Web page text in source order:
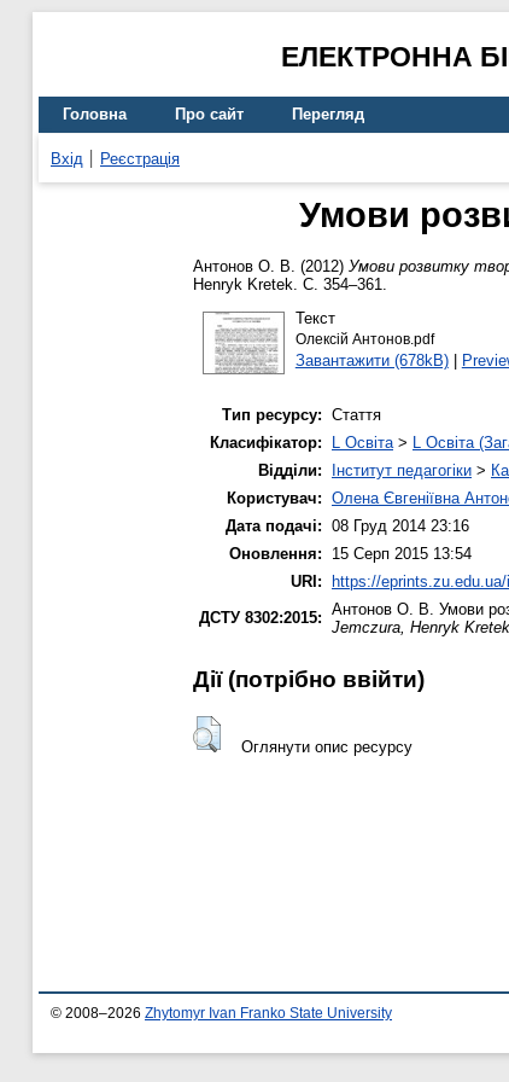
ЕЛЕКТРОННА
Головна Про сайт Перегляд
Вхід Реєстрація
Умови
Антонов О. В. (2012) Умови розвитку
Henryk Kretek. С. 354–361.
Текст
Олексій Антонов.pdf
Завантажити (678kB)|
Тип ресурсу: Стаття
Класифікатор:
L Освіта> L Освіта
Відділи:
Інститут педагогіки >
Користувач: Олена Євгеніївна
Дата подачі: 08 Груд 2014 23:16
Оновлення:
15 Серп 2015 13:54
URI:
https://
ДСТУ 8302:2015: Антонов О. В. Умови
Jemczura, Henryk Kretek
Дії ​​(потрібно ввійти)
Оглянути опис ресурсу
© 2008–2026 Zhytomyr Ivan Franko State University